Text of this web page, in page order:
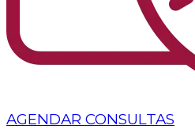
AGENDAR CONSULTAS